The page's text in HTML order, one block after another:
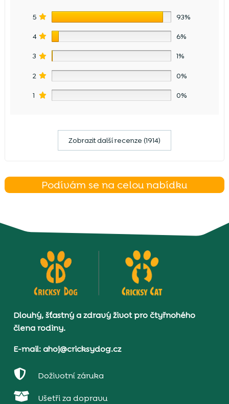
5 93%
4 6%
3 1%
2 0%
1 0%
Zobrazit další recenze (1914)
Podívám se na celou nabídku
Dlouhý, šťastný a zdravý život pro čtyřnohého
člena rodiny.
E-mail: ahoj@cricksydog.cz
 Doživotní záruka
 Ušetři za dopravu